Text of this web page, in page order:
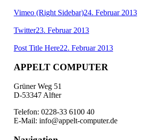
Vimeo (Right Sidebar)24. Februar 2013
Twitter23. Februar 2013
Post Title Here22. Februar 2013
APPELT COMPUTER
Grüner Weg 51
D-53347 Alfter
Telefon: 0228-33 6100 40
E-Mail: info@appelt-computer.de